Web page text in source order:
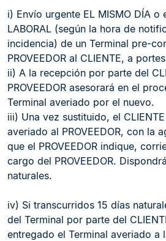
i) Envío urgente EL MISMO DÍA o
LABORAL (según la hora de
incidencia) de un Terminal pre-
PROVEEDOR al CLIENTE, a
ii) A la recepción por parte del
PROVEEDOR asesorará en el
Terminal averiado por el nuevo.
iii) Una vez sustituido, el
averiado al PROVEEDOR, con la
que el PROVEEDOR indique,
cargo del PROVEEDOR.
naturales.
iv) Si transcurridos 15 días
del Terminal por parte del
entregado el Terminal averiado a